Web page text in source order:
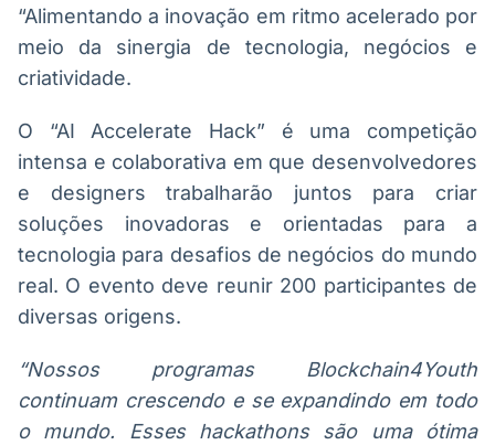
“Alimentando a inovação em ritmo acelerado por
meio da sinergia de tecnologia, negócios e
criatividade.
O “AI Accelerate Hack” é uma competição
intensa e colaborativa em que desenvolvedores
e designers trabalharão juntos para criar
soluções inovadoras e orientadas para a
tecnologia para desafios de negócios do mundo
real. O evento deve reunir 200 participantes de
diversas origens.
“Nossos programas Blockchain4Youth
continuam crescendo e se expandindo em todo
o mundo. Esses hackathons são uma ótima